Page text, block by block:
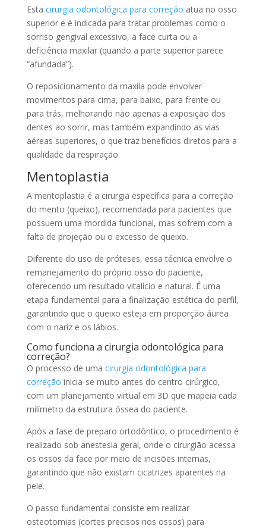
Esta cirurgia odontológica para correção atua no osso
superior e é indicada para tratar problemas como o
sorriso gengival excessivo, a face curta ou a
deficiência maxilar (quando a parte superior parece
“afundada”).
O reposicionamento da maxila pode envolver
movimentos para cima, para baixo, para frente ou
para trás, melhorando não apenas a exposição dos
dentes ao sorrir, mas também expandindo as vias
aéreas superiores, o que traz benefícios diretos para a
qualidade da respiração.
Mentoplastia
A mentoplastia é a cirurgia específica para a correção
do mento (queixo), recomendada para pacientes que
possuem uma mordida funcional, mas sofrem com a
falta de projeção ou o excesso de queixo.
Diferente do uso de próteses, essa técnica envolve o
remanejamento do próprio osso do paciente,
oferecendo um resultado vitalício e natural. É uma
etapa fundamental para a finalização estética do perfil,
garantindo que o queixo esteja em proporção áurea
com o nariz e os lábios.
Como funciona a cirurgia odontológica para
correção?
O processo de uma cirurgia odontológica para
correção inicia-se muito antes do centro cirúrgico,
com um planejamento virtual em 3D que mapeia cada
milímetro da estrutura óssea do paciente.
Após a fase de preparo ortodôntico, o procedimento é
realizado sob anestesia geral, onde o cirurgião acessa
os ossos da face por meio de incisões internas,
garantindo que não existam cicatrizes aparentes na
pele.
O passo fundamental consiste em realizar
osteotomias (cortes precisos nos ossos) para